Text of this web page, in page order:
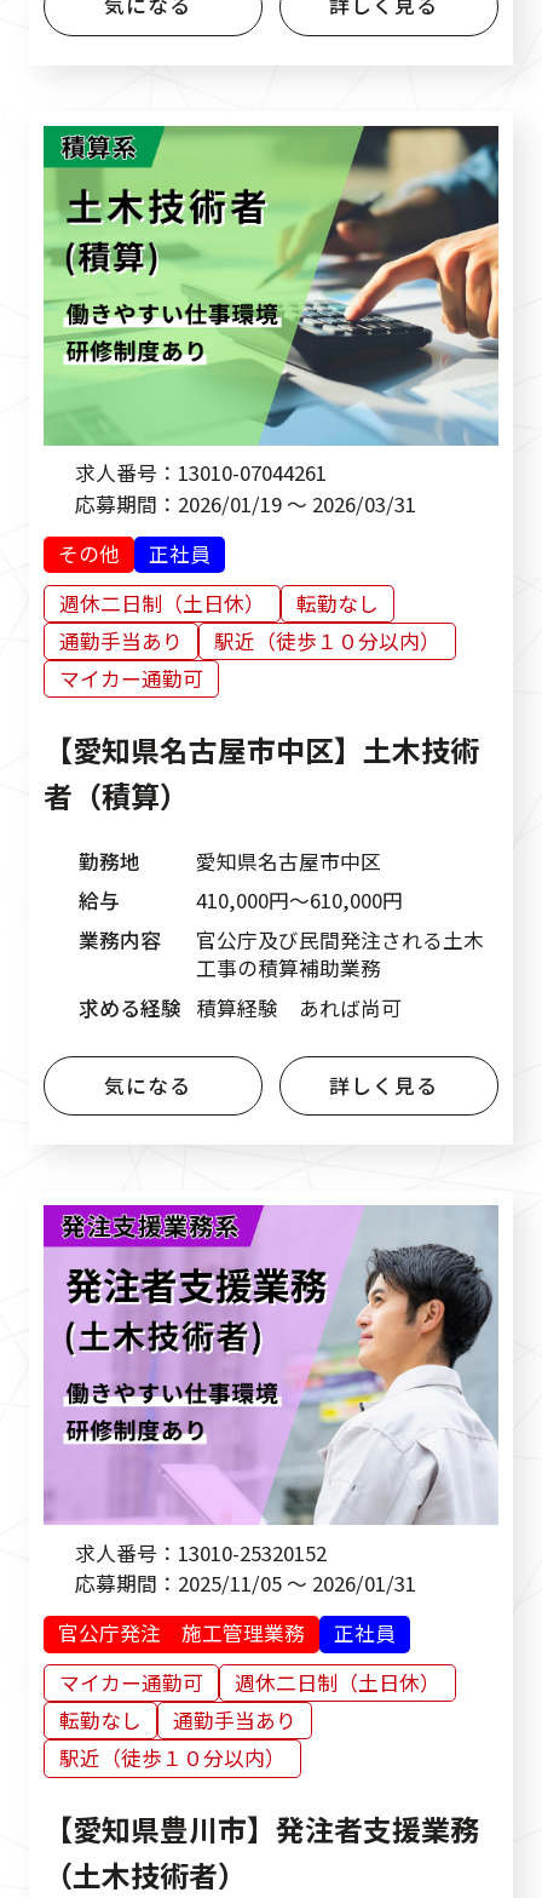
求人番号： 13010-07044261
応募期間： 2026/01/19 ～ 2026/03/31
その他
正社員
週休二日制（土日休）
転勤なし
通勤手当あり
駅近（徒歩１０分以内）
マイカー通勤可
【愛知県名古屋市中区】土木技術
者（積算）
勤務地
愛知県名古屋市中区
給与
410,000円〜610,000円
業務内容
官公庁及び民間発注される土木
工事の積算補助業務
求める経験 積算経験 あれば尚可
気になる 詳しく見る
求人番号： 13010-25320152
応募期間： 2025/11/05 ～ 2026/01/31
官公庁発注 施工管理業務
正社員
マイカー通勤可
週休二日制（土日休）
転勤なし
通勤手当あり
駅近（徒歩１０分以内）
【愛知県豊川市】発注者支援業務
（土木技術者）